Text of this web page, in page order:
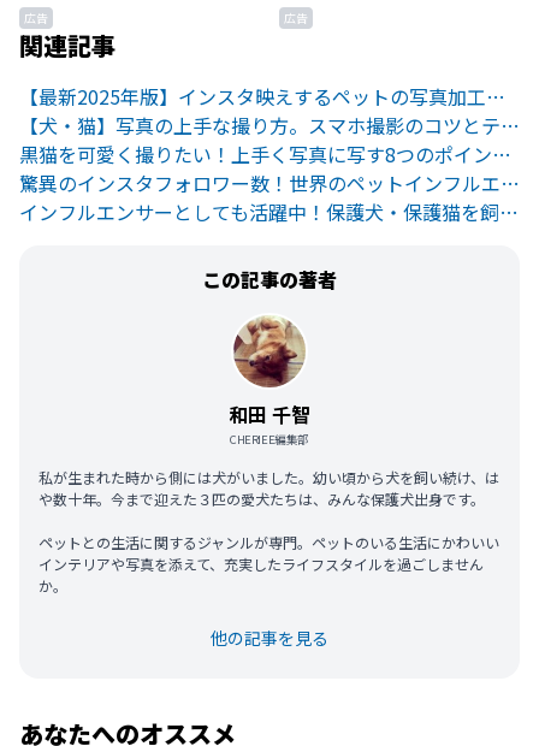
広告 広告
関連記事
【最新2025年版】インスタ映えするペットの写真加工アプリ9選
【犬・猫】写真の上手な撮り方。スマホ撮影のコツとテクニック。
黒猫を可愛く撮りたい！上手く写真に写す8つのポイントをご紹介。
驚異のインスタフォロワー数！世界のペットインフルエンサーたち
インフルエンサーとしても活躍中！保護犬・保護猫を飼っている有名人
この記事の著者
和田 千智
CHERIEE編集部
私が生まれた時から側には犬がいました。幼い頃から犬を飼い続け、は
や数十年。今まで迎えた３匹の愛犬たちは、みんな保護犬出身です。
ペットとの生活に関するジャンルが専門。ペットのいる生活にかわいい
インテリアや写真を添えて、充実したライフスタイルを過ごしません
か。
他の記事を見る
あなたへのオススメ